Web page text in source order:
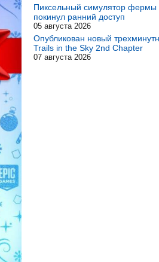
Пиксельный симулятор фермы
покинул ранний доступ
05 августа 2026
Опубликован новый
Trails in the Sky 2nd Chapter
07 августа 2026